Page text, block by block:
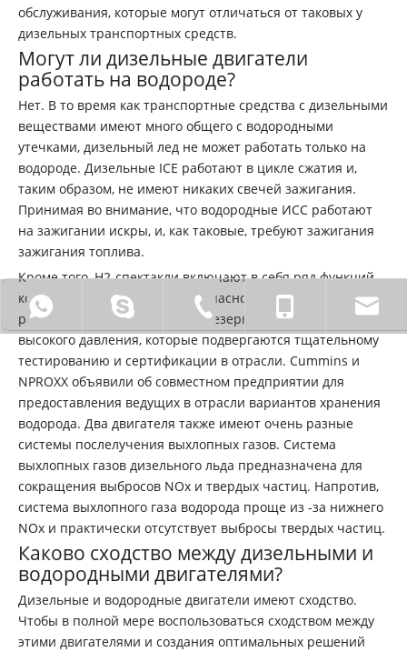
обслуживания, которые могут отличаться от таковых у
дизельных транспортных средств.
Могут ли дизельные двигатели
работать на водороде?
Нет. В то время как транспортные средства с дизельными
веществами имеют много общего с водородными
утечками, дизельный лед не может работать только на
водороде. Дизельные ICE работают в цикле сжатия и,
таким образом, не имеют никаких свечей зажигания.
Принимая во внимание, что водородные ИСС работают
на зажигании искры, и, как таковые, требуют зажигания
зажигания топлива.
Кроме того, H2-спектакли включают в себя ряд функций,
которые необходимы для безопасной и эффективной
работы. Это включает в себя резервуары для хранения
высокого давления, которые подвергаются тщательному
тестированию и сертификации в отрасли. Cummins и
NPROXX объявили об совместном предприятии для
предоставления ведущих в отрасли вариантов хранения
водорода. Два двигателя также имеют очень разные
системы послелучения выхлопных газов. Система
выхлопных газов дизельного льда предназначена для
сокращения выбросов NOx и твердых частиц. Напротив,
система выхлопного газа водорода проще из -за нижнего
NOx и практически отсутствует выбросы твердых частиц.
Каково сходство между дизельными и
водородными двигателями?
Дизельные и водородные двигатели имеют сходство.
Чтобы в полной мере воспользоваться сходством между
этими двигателями и создания оптимальных решений
0086 18772211931Sinocaowei. 0086-710-2828838.
0086 -